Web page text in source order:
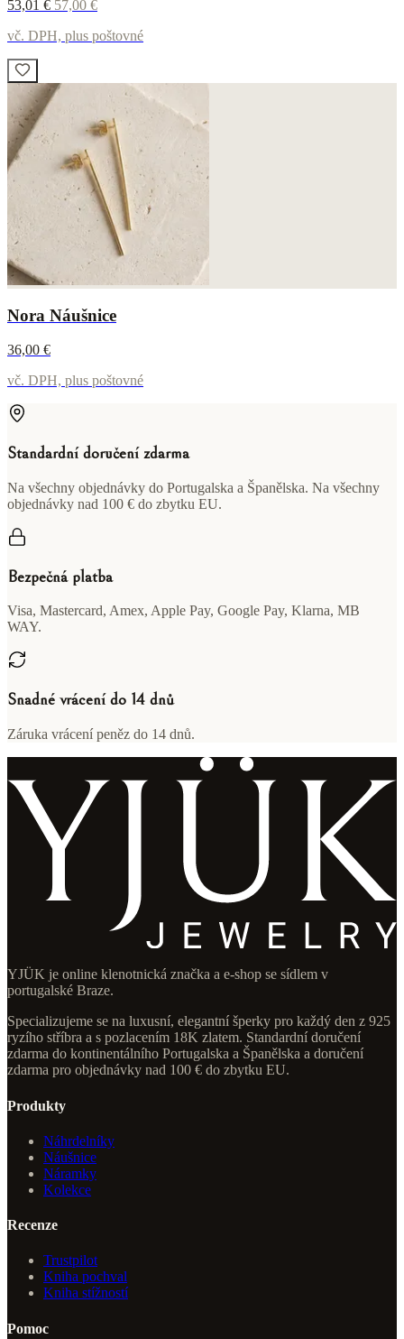
53,01 € 57,00 €
vč. DPH, plus poštovné
Nora Náušnice
36,00 €
vč. DPH, plus poštovné
Standardní doručení zdarma
Na všechny objednávky do Portugalska a Španělska. Na všechny
objednávky nad 100 € do zbytku EU.
Bezpečná platba
Visa, Mastercard, Amex, Apple Pay, Google Pay, Klarna, MB
WAY.
Snadné vrácení do 14 dnů
Záruka vrácení peněz do 14 dnů.
YJÜK je online klenotnická značka a e-shop se sídlem v
portugalské Braze.
Specializujeme se na luxusní, elegantní šperky pro každý den z 925
ryzího stříbra a s pozlacením 18K zlatem. Standardní doručení
zdarma do kontinentálního Portugalska a Španělska a doručení
zdarma pro objednávky nad 100 € do zbytku EU.
Produkty
Náhrdelníky
Náušnice
Náramky
Kolekce
Recenze
Trustpilot
Kniha pochval
Kniha stížností
Pomoc